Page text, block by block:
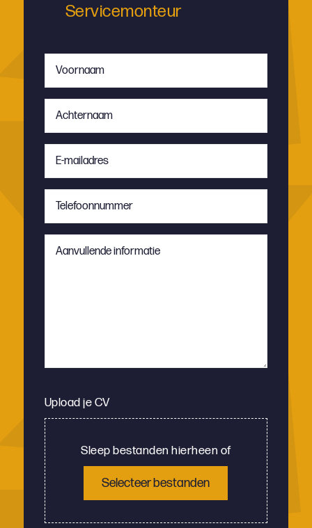
Servicemonteur
Voornaam
Achternaam
*Telefoonnummer
Aanvullende
Upload je CV
Sleep bestanden hierheen of
Selecteer bestanden